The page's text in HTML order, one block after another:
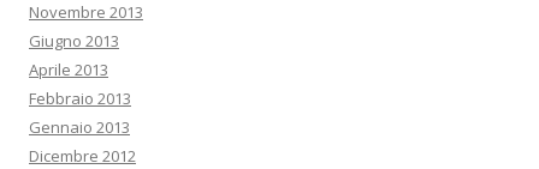
Novembre 2013
Giugno 2013
Aprile 2013
Febbraio 2013
Gennaio 2013
Dicembre 2012